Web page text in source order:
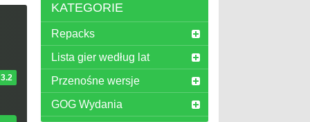
3.2
KATEGORIE
Repacks
Lista gier według lat
Przenośne wersje
GOG Wydania